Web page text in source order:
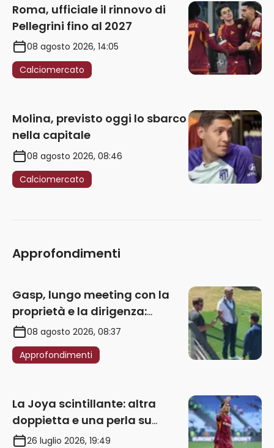
Roma, ufficiale il rinnovo di
Pellegrini fino al 2027
08 agosto 2026, 14:05
Calciomercato
Molina, previsto oggi lo sbarco
nella capitale
08 agosto 2026, 08:46
Calciomercato
Approfondimenti
Gasp, lungo meeting con la
proprietà e la dirigenza:
obbligatorio l’acquisto di
un’ala sinistra
08 agosto 2026, 08:37
Approfondimenti
La Joya scintillante: altra
doppietta e una perla su
punizione – VIDEO
26 luglio 2026, 19:49